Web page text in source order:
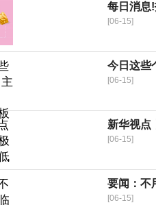
每日消息
[06-15]
今日这些
[06-15]
新华视点
[06-15]
要闻：不
[06-15]